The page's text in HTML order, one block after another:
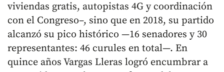
viviendas gratis, autopistas 4G y coordinación
con el Congreso–, sino que en 2018, su partido
alcanzó su pico histórico —16 senadores y 30
representantes: 46 curules en total—. En
quince años Vargas Lleras logró encumbrar a